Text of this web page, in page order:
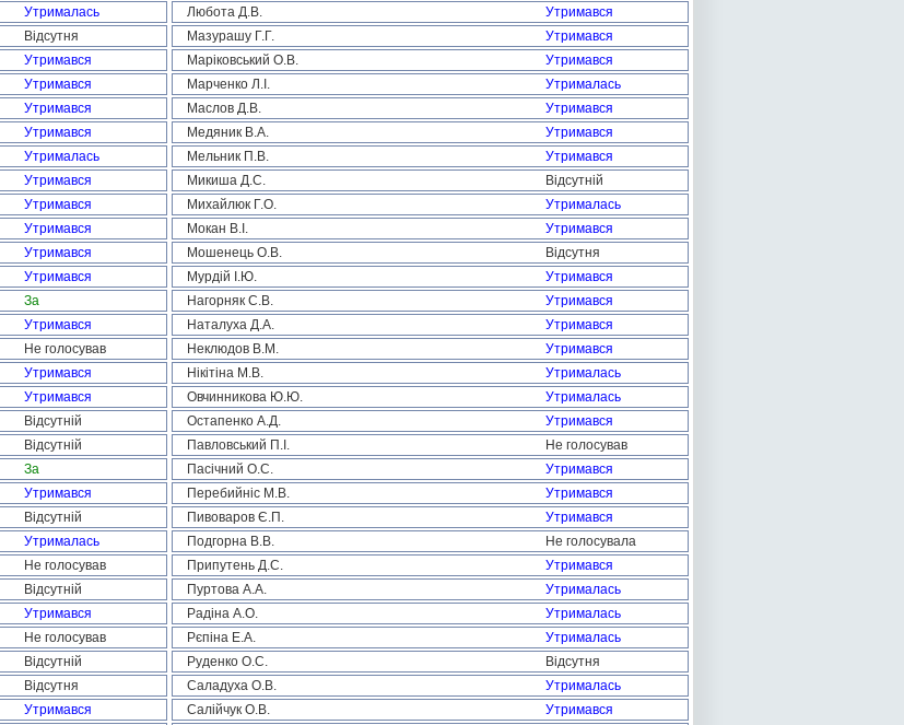
Утрималась Любота Д.В.
Утримався
Відсутня Мазурашу Г.Г.
Утримався
Утримався Маріковський О.В.
Утримався
Утримався Марченко Л.І.
Утрималась
Утримався Маслов Д.В.
Утримався
Утримався Медяник В.А.
Утримався
Утрималась Мельник П.В.
Утримався
Утримався Микиша Д.С.
Відсутній
Утримався Михайлюк Г.О.
Утрималась
Утримався Мокан В.І.
Утримався
Утримався Мошенець О.В.
Відсутня
Утримався Мурдій І.Ю.
Утримався
За Нагорняк С.В.
Утримався
Утримався Наталуха Д.А.
Утримався
Не голосував Неклюдов В.М.
Утримався
Утримався Нікітіна М.В.
Утрималась
Утримався Овчинникова Ю.Ю.
Утрималась
Відсутній Остапенко А.Д.
Утримався
Відсутній Павловський П.І.
Не голосував
За Пасічний О.С.
Утримався
Утримався Перебийніс М.В.
Утримався
Відсутній Пивоваров Є.П.
Утримався
Утрималась Подгорна В.В.
Не голосувала
Не голосував Припутень Д.С.
Утримався
Відсутній Пуртова А.А.
Утрималась
Утримався Радіна А.О.
Утрималась
Не голосував Рєпіна Е.А.
Утрималась
Відсутній Руденко О.С.
Відсутня
Відсутня Саладуха О.В.
Утрималась
Утримався Салійчук О.В.
Утримався